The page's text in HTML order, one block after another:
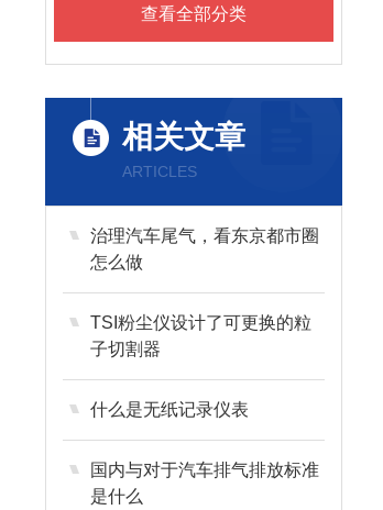
查看全部分类
相关文章
ARTICLES
治理汽车尾气，看东京都市圈
怎么做
TSI粉尘仪设计了可更换的粒
子切割器
什么是无纸记录仪表
国内与对于汽车排气排放标准
是什么